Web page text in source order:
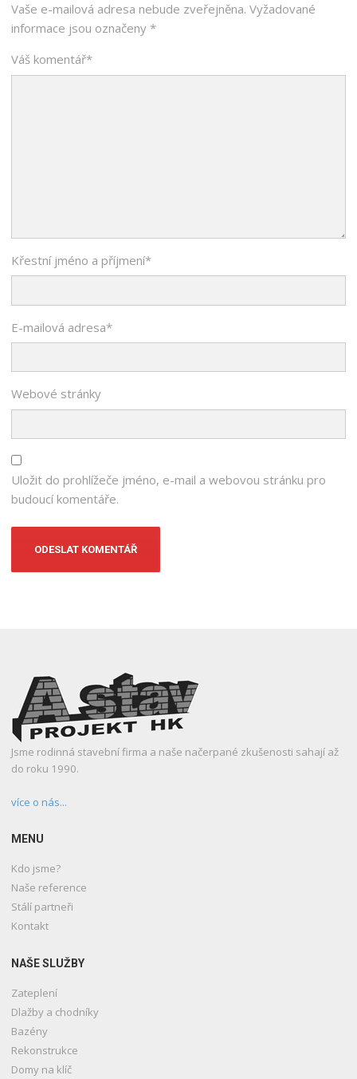
Vaše e-mailová adresa nebude zveřejněna. Vyžadované
informace jsou označeny *
Váš komentář*
Křestní jméno a příjmení*
E-mailová adresa*
Webové stránky
Uložit do prohlížeče jméno, e-mail a webovou stránku pro
budoucí komentáře.
Jsme rodinná stavební firma a naše načerpané zkušenosti sahají až
do roku 1990.
více o nás...
MENU
Kdo jsme?
Naše reference
Stálí partneři
Kontakt
NAŠE SLUŽBY
Zateplení
Dlažby a chodníky
Bazény
Rekonstrukce
Domy na klíč